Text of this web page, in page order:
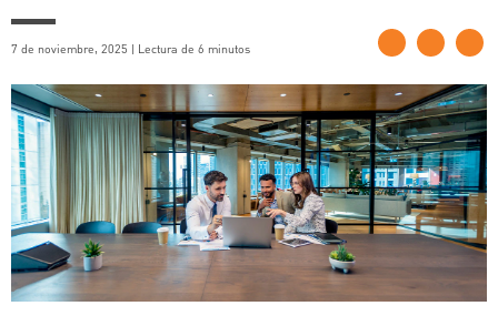
7 de noviembre, 2025 | Lectura de 6 minutos